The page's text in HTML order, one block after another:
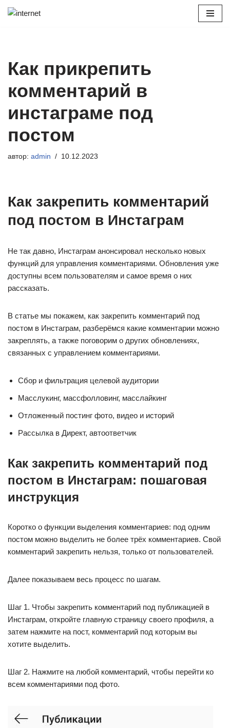
Как прикрепить
комментарий в
инстаграме под
постом
автор: admin 10.12.2023
Как закрепить комментарий
под постом в Инстаграм
Не так давно, Инстаграм анонсировал несколько новых
функций для управления комментариями. Обновления уже
доступны всем пользователям и самое время о них
рассказать.
В статье мы покажем, как закрепить комментарий под
постом в Инстаграм, разберёмся какие комментарии можно
закреплять, а также поговорим о других обновлениях,
связанных с управлением комментариями.
Сбор и фильтрация целевой аудитории
Масслукинг, массфолловинг, масслайкинг
Отложенный постинг фото, видео и историй
Рассылка в Директ, автоответчик
Как закрепить комментарий под
постом в Инстаграм: пошаговая
инструкция
Коротко о функции выделения комментариев: под одним
постом можно выделить не более трёх комментариев. Свой
комментарий закрепить нельзя, только от пользователей.
Далее показываем весь процесс по шагам.
Шаг 1. Чтобы закрепить комментарий под публикацией в
Инстаграм, откройте главную страницу своего профиля, а
затем нажмите на пост, комментарий под которым вы
хотите выделить.
Шаг 2. Нажмите на любой комментарий, чтобы перейти ко
всем комментариями под фото.